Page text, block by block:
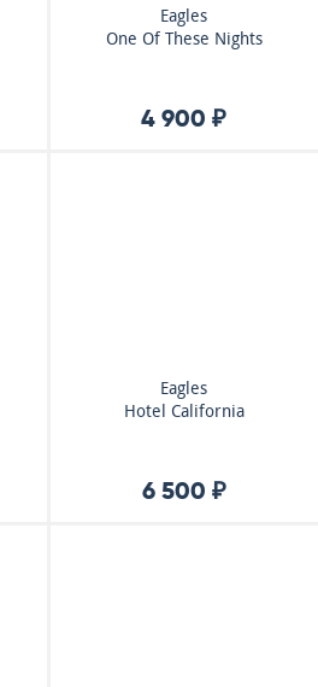
Eagles
One Of These Nights
4 900 ₽
Eagles
Hotel California
6 500 ₽